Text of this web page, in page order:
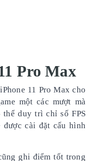
Pro Max
11 Pro Max cho
một các mượt mà
duy trì chỉ số FPS
cài đặt cấu hình
ghi điểm tốt trong